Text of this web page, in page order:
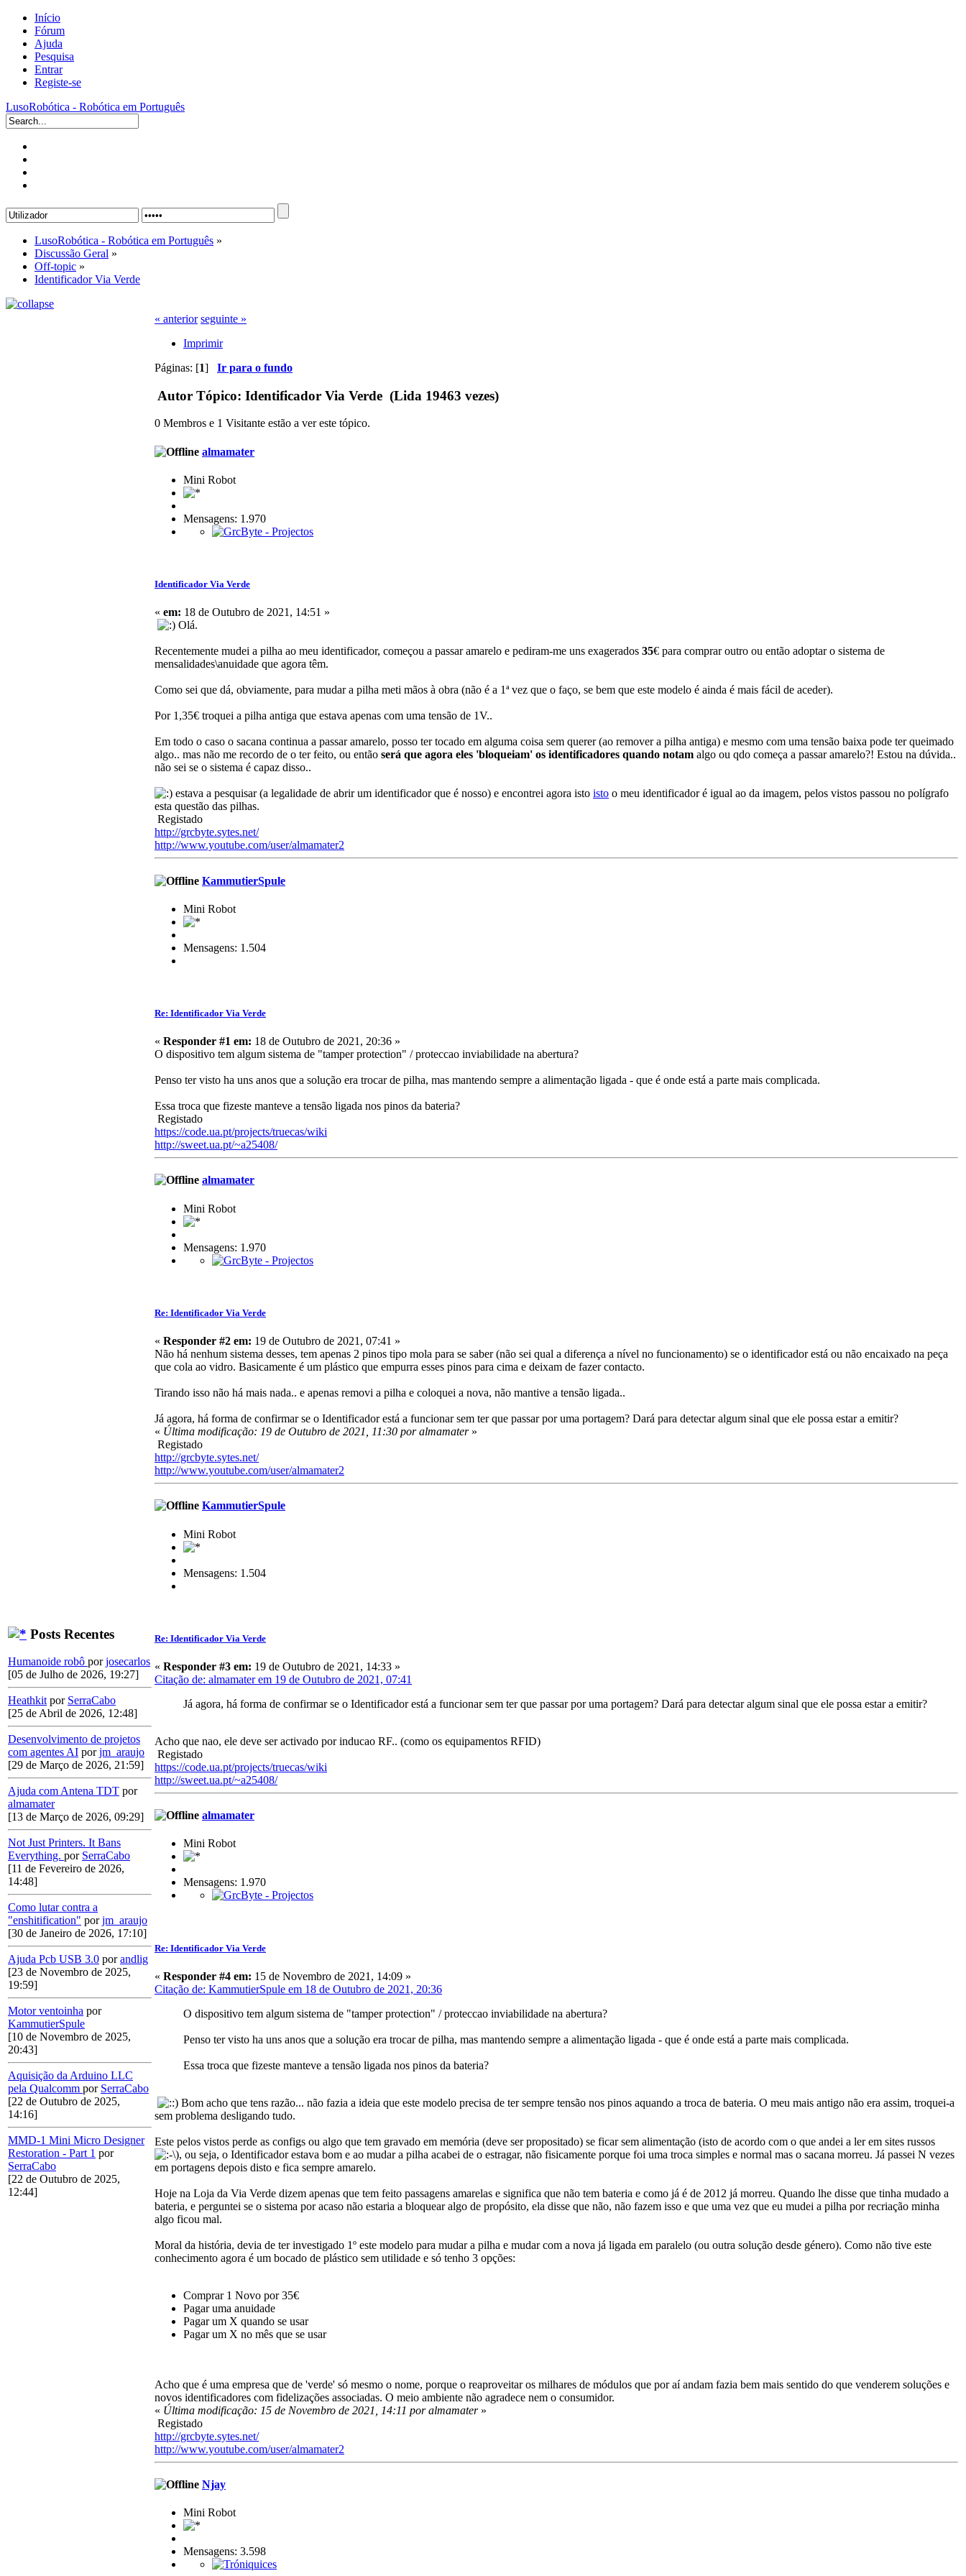
Início
Fórum
Ajuda
Pesquisa
Entrar
Registe-se
LusoRobótica - Robótica em Português
LusoRobótica - Robótica em Português »
Discussão Geral »
Off-topic »
Identificador Via Verde
Posts Recentes
Humanoide robô porjosecarlos
[05 de Julho de 2026, 19:27]
Heathkit por SerraCabo
[25 de Abril de 2026, 12:48]
Desenvolvimento de projetos
com agentes AI porjm_araujo
[29 de Março de 2026, 21:59]
Ajuda com Antena TDT por
almamater
[13 de Março de 2026, 09:29]
Not Just Printers. It Bans
Everything. por SerraCabo
[11 de Fevereiro de 2026,
14:48]
Como lutar contra a
"enshitification" porjm_araujo
[30 de Janeiro de 2026, 17:10]
Ajuda Pcb USB 3.0 porandlig
[23 de Novembro de 2025,
19:59]
Motor ventoinha por
KammutierSpule
[10 de Novembro de 2025,
20:43]
Aquisição da Arduino LLC
pela Qualcomm por SerraCabo
[22 de Outubro de 2025,
14:16]
MMD-1 Mini Micro Designer
Restoration - Part 1 por
SerraCabo
[22 de Outubro de 2025,
12:44]
« anterior seguinte »
Imprimir
Páginas: [1] Ir para o fundo
Autor Tópico: Identificador Via Verde (Lida 19463 vezes)
0 Membros e 1 Visitante estão a ver este tópico.
almamater
Mini Robot
Mensagens: 1.970
Identificador Via Verde
« em: 18 de Outubro de 2021, 14:51 »
Olá.
Recentemente mudei a pilha ao meu identificador, começou a passar amarelo e pediram-me uns exagerados 35€ para comprar outro ou então adoptar o sistema de
mensalidades\anuidade que agora têm.
Como sei que dá, obviamente, para mudar a pilha meti mãos à obra (não é a 1ª vez que o faço, se bem que este modelo é ainda é mais fácil de aceder).
Por 1,35€ troquei a pilha antiga que estava apenas com uma tensão de 1V..
Em todo o caso o sacana continua a passar amarelo, posso ter tocado em alguma coisa sem querer (ao remover a pilha antiga) e mesmo com uma tensão baixa pode ter queimado
algo.. mas não me recordo de o ter feito, ou então será que agora eles 'bloqueiam' os identificadores quando notam algo ou qdo começa a passar amarelo?! Estou na dúvida..
não sei se o sistema é capaz disso..
estava a pesquisar (a legalidade de abrir um identificador que é nosso) e encontrei agora isto isto o meu identificador é igual ao da imagem, pelos vistos passou no polígrafo
esta questão das pilhas.
Registado
http://grcbyte.sytes.net/
http://www.youtube.com/user/almamater2
KammutierSpule
Mini Robot
Mensagens: 1.504
Re: Identificador Via Verde
« Responder #1 em: 18 de Outubro de 2021, 20:36 »
O dispositivo tem algum sistema de "tamper protection" / proteccao inviabilidade na abertura?
Penso ter visto ha uns anos que a solução era trocar de pilha, mas mantendo sempre a alimentação ligada - que é onde está a parte mais complicada.
Essa troca que fizeste manteve a tensão ligada nos pinos da bateria?
Registado
https://code.ua.pt/projects/truecas/wiki
http://sweet.ua.pt/~a25408/
almamater
Mini Robot
Mensagens: 1.970
Re: Identificador Via Verde
« Responder #2 em: 19 de Outubro de 2021, 07:41 »
Não há nenhum sistema desses, tem apenas 2 pinos tipo mola para se saber (não sei qual a diferença a nível no funcionamento) se o identificador está ou não encaixado na peça
que cola ao vidro. Basicamente é um plástico que empurra esses pinos para cima e deixam de fazer contacto.
Tirando isso não há mais nada.. e apenas removi a pilha e coloquei a nova, não mantive a tensão ligada..
Já agora, há forma de confirmar se o Identificador está a funcionar sem ter que passar por uma portagem? Dará para detectar algum sinal que ele possa estar a emitir?
« Última modificação: 19 de Outubro de 2021, 11:30 por almamater»
Registado
http://grcbyte.sytes.net/
http://www.youtube.com/user/almamater2
KammutierSpule
Mini Robot
Mensagens: 1.504
Re: Identificador Via Verde
« Responder #3 em: 19 de Outubro de 2021, 14:33 »
Citação de: almamater em 19 de Outubro de 2021, 07:41
Já agora, há forma de confirmar se o Identificador está a funcionar sem ter que passar por uma portagem? Dará para detectar algum sinal que ele possa estar a emitir?
Acho que nao, ele deve ser activado por inducao RF.. (como os equipamentos RFID)
Registado
https://code.ua.pt/projects/truecas/wiki
http://sweet.ua.pt/~a25408/
almamater
Mini Robot
Mensagens: 1.970
Re: Identificador Via Verde
« Responder #4 em: 15 de Novembro de 2021, 14:09 »
Citação de: KammutierSpule em 18 de Outubro de 2021, 20:36
O dispositivo tem algum sistema de "tamper protection" / proteccao inviabilidade na abertura?
Penso ter visto ha uns anos que a solução era trocar de pilha, mas mantendo sempre a alimentação ligada - que é onde está a parte mais complicada.
Essa troca que fizeste manteve a tensão ligada nos pinos da bateria?
Bom acho que tens razão... não fazia a ideia que este modelo precisa de ter sempre tensão nos pinos aquando a troca de bateria. O meu mais antigo não era assim, troquei-a
sem problema desligando tudo.
Este pelos vistos perde as configs ou algo que tem gravado em memória (deve ser propositado) se ficar sem alimentação (isto de acordo com o que andei a ler em sites russos
), ou seja, o Identificador estava bom e ao mudar a pilha acabei de o estragar, não fisicamente porque foi uma troca simples e normal mas o sacana morreu. Já passei N vezes
em portagens depois disto e fica sempre amarelo.
Hoje na Loja da Via Verde dizem apenas que tem feito passagens amarelas e significa que não tem bateria e como já é de 2012 já morreu. Quando lhe disse que tinha mudado a
bateria, e perguntei se o sistema por acaso não estaria a bloquear algo de propósito, ela disse que não, não fazem isso e que uma vez que eu mudei a pilha por recriação minha
algo ficou mal.
Moral da história, devia de ter investigado 1º este modelo para mudar a pilha e mudar com a nova já ligada em paralelo (ou outra solução desde género). Como não tive este
conhecimento agora é um bocado de plástico sem utilidade e só tenho 3 opções:
Comprar 1 Novo por 35€
Pagar uma anuidade
Pagar um X quando se usar
Pagar um X no mês que se usar
Acho que é uma empresa que de 'verde' só mesmo o nome, porque o reaproveitar os milhares de módulos que por aí andam fazia bem mais sentido do que venderem soluções e
novos identificadores com fidelizações associadas. O meio ambiente não agradece nem o consumidor.
« Última modificação: 15 de Novembro de 2021, 14:11 por almamater»
Registado
http://grcbyte.sytes.net/
http://www.youtube.com/user/almamater2
Njay
Mini Robot
Mensagens: 3.598